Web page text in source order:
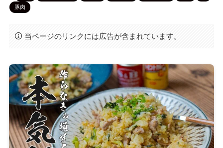
豚肉
当ページのリンクには広告が含まれています。